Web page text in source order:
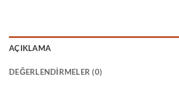
AÇIKLAMA
DEĞERLENDIRMELER (0)